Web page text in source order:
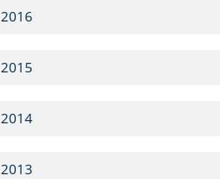
2016
2015
2014
2013